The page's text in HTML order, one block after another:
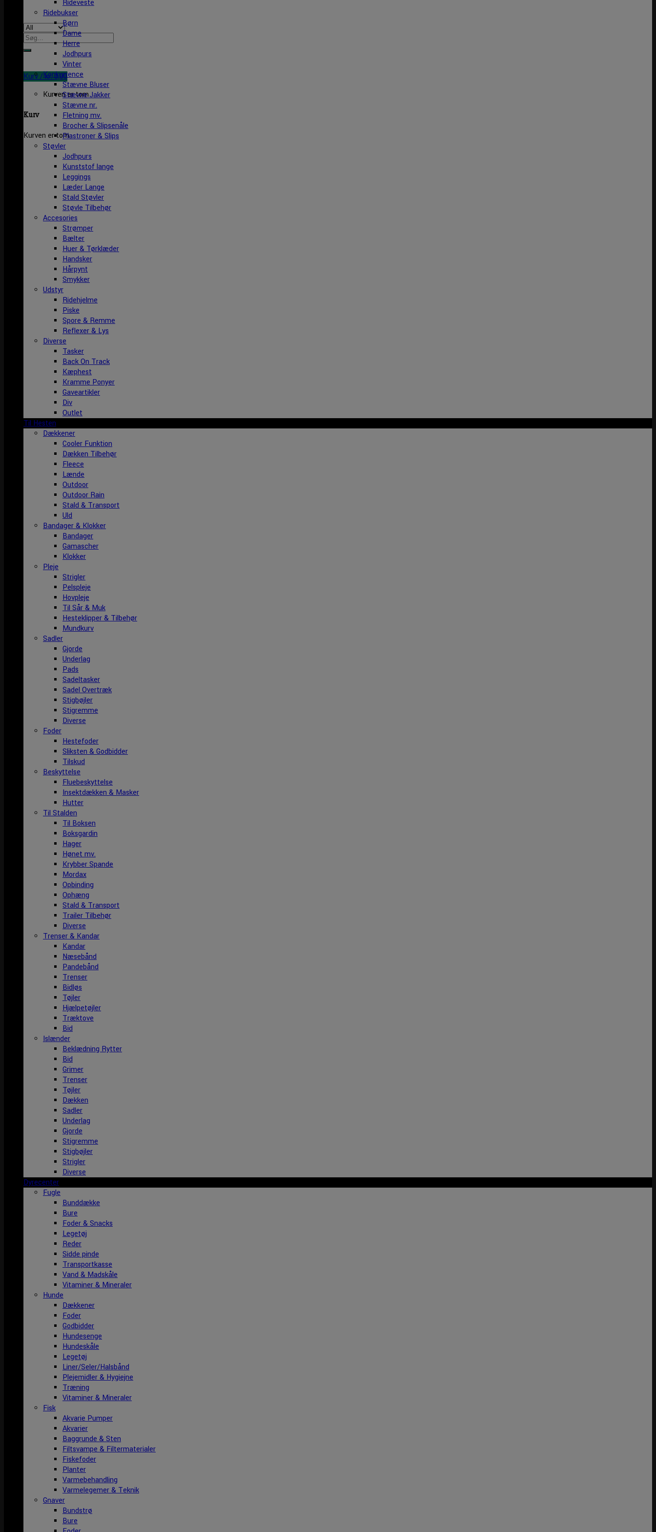
Søg
efter:
Kurv /kr.0,00
Kurven er tom
Kurv
Kurven er tom
Rideveste
Ridebukser
Børn
Dame
Herre
Jodhpurs
Vinter
Konkurrence
Stævne Bluser
Stævne Jakker
Stævne nr.
Fletning mv.
Brocher & Slipsenåle
Plastroner & Slips
Støvler
Jodhpurs
Kunststof lange
Leggings
Læder Lange
Stald Støvler
Støvle Tilbehør
Accesories
Strømper
Bælter
Huer & Tørklæder
Handsker
Hårpynt
Smykker
Udstyr
Ridehjelme
Piske
Spore & Remme
Reflexer & Lys
Diverse
Tasker
Back On Track
Kæphest
Kramme Ponyer
Gaveartikler
Div
Outlet
Til Hesten
Dækkener
Cooler Funktion
Dækken Tilbehør
Fleece
Lænde
Outdoor
Outdoor Rain
Stald & Transport
Uld
Bandager & Klokker
Bandager
Gamascher
Klokker
Pleje
Strigler
Pelspleje
Hovpleje
Til Sår & Muk
Hesteklipper & Tilbehør
Mundkurv
Sadler
Gjorde
Underlag
Pads
Sadeltasker
Sadel Overtræk
Stigbøjler
Stigremme
Diverse
Foder
Hestefoder
Sliksten & Godbidder
Tilskud
Beskyttelse
Fluebeskyttelse
Insektdækken & Masker
Hutter
Til Stalden
Til Boksen
Boksgardin
Hager
Hønet mv.
Krybber Spande
Mordax
Opbinding
Ophæng
Stald & Transport
Trailer Tilbehør
Diverse
Trenser & Kandar
Kandar
Næsebånd
Pandebånd
Trenser
Bidløs
Tøjler
Hjælpetøjler
Træktove
Bid
Islænder
Beklædning Rytter
Bid
Grimer
Trenser
Tøjler
Dækken
Sadler
Underlag
Gjorde
Stigremme
Stigbøjler
Strigler
Diverse
Dyrecenter
Fugle
Bunddække
Bure
Foder & Snacks
Legetøj
Reder
Sidde pinde
Transportkasse
Vand & Madskåle
Vitaminer & Mineraler
Hunde
Dækkener
Foder
Godbidder
Hundesenge
Hundeskåle
Legetøj
Liner/Seler/Halsbånd
Plejemidler & Hygiejne
Træning
Vitaminer & Mineraler
Fisk
Akvarie Pumper
Akvarier
Baggrunde & Sten
Filtsvampe & Filtermaterialer
Fiskefoder
Planter
Varmebehandling
Varmelegemer & Teknik
Gnaver
Bundstrø
Bure